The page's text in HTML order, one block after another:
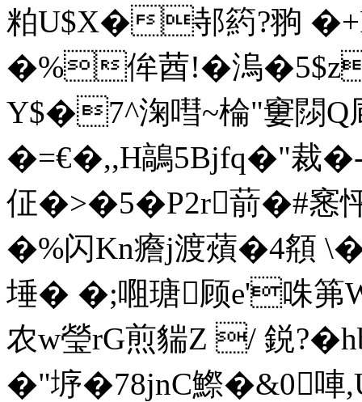
粕U$X�邿箹?翑
�%侔莤!�溩
Y$�7^淗嘒~棆"窶閯Q
�=€�,,H鶮5Bjfq�"裁�
佂�>�5�Р2r葥�#窸
�%闪Kn癚j渡薠�4頯
埵� �;唨瑭顾e'咮笰
农w瑩rG煎貒Z / 鋭
�"垿�78jnC鰶�&0唓